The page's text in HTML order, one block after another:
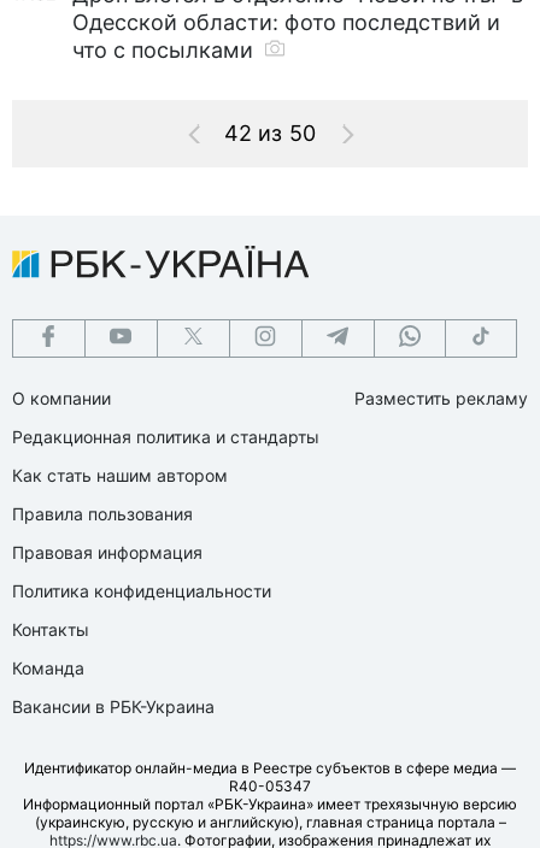
Одесской области: фото последствий и
что с посылками
42 из 50
О компании
Редакционная политика и стандарты
Как стать нашим автором
Правила пользования
Правовая информация
Политика конфиденциальности
Контакты
Команда
Вакансии в РБК-Украина
Разместить рекламу
Идентификатор онлайн-медиа в Реестре субъектов в сфере медиа —
R40-05347
Информационный портал «РБК-Украина» имеет трехязычную версию
(украинскую, русскую и английскую), главная страница портала –
https://www.rbc.ua. Фотографии, изображения принадлежат их